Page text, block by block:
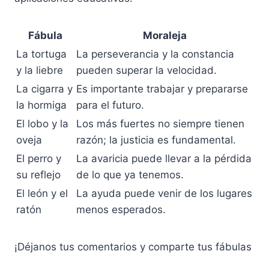
Fábula
Moraleja
La tortuga
y la liebre
La perseverancia y la constancia
pueden superar la velocidad.
La cigarra y
la hormiga
Es importante trabajar y prepararse
para el futuro.
El lobo y la
oveja
Los más fuertes no siempre tienen
razón; la justicia es fundamental.
El perro y
su reflejo
La avaricia puede llevar a la pérdida
de lo que ya tenemos.
El león y el
ratón
La ayuda puede venir de los lugares
menos esperados.
¡Déjanos tus comentarios y comparte tus fábulas